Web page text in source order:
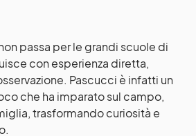
passa per le grandi scuole di
con esperienza diretta,
Pascucci è infatti un
che ha imparato sul campo,
trasformando curiosità e